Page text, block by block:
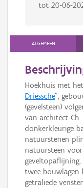
tot 20-06-
ALGEMEEN
Hoekhuis met
Driessche",
(gevelsteen)
van architect Ch.
donkerkleurige
natuurstenen
natuursteen
geveltopaflijning.
twee bouwlagen
getraliede